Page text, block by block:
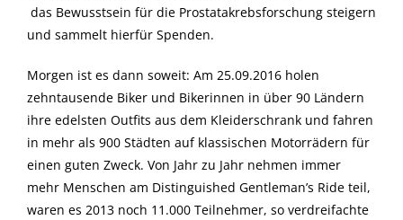
das Bewusstsein für die Prostatakrebsforschung steigern
und sammelt hierfür Spenden.
Morgen ist es dann soweit: Am 25.09.2016 holen
zehntausende Biker und Bikerinnen in über 90 Ländern
ihre edelsten Outfits aus dem Kleiderschrank und fahren
in mehr als 900 Städten auf klassischen Motorrädern für
einen guten Zweck. Von Jahr zu Jahr nehmen immer
mehr Menschen am Distinguished Gentleman’s Ride teil,
waren es 2013 noch 11.000 Teilnehmer, so verdreifachte